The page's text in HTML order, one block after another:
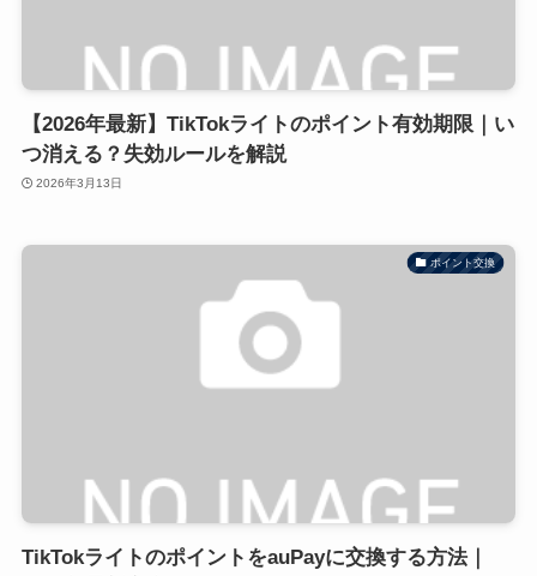
【2026年最新】TikTokライトのポイント有効期限｜い
つ消える？失効ルールを解説
2026年3月13日
ポイント交換
TikTokライトのポイントをauPayに交換する方法｜